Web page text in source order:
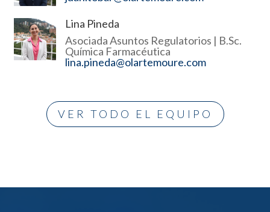
Lina Pineda
Asociada Asuntos Regulatorios | B.Sc.
Química Farmacéutica
lina.pineda@olartemoure.com
VER TODO EL EQUIPO